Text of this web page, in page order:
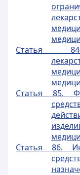
Статья 84-
Статья 85.
Статья 86.